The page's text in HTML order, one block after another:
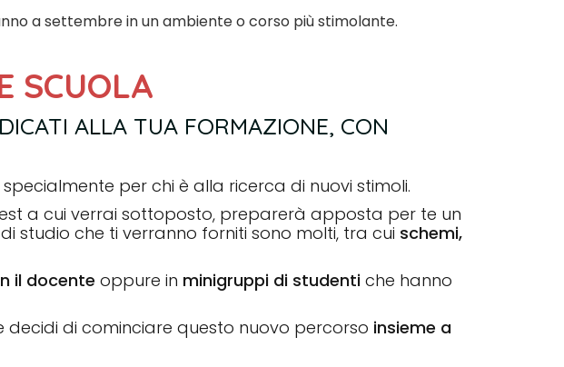
a settembre in un ambiente o corso più stimolante.
SCUOLA
ALLA TUA FORMAZIONE, CON
per chi è alla ricerca di nuovi stimoli.
a cui verrai sottoposto, preparerà apposta per te un
studio che ti verranno forniti sono molti, tra cui schemi,
il docente oppure in minigruppi di studenti che hanno
di cominciare questo nuovo percorso insieme a